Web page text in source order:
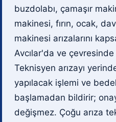
buzdolabı, çamaşır
makinesi, fırın, ocak,
makinesi arızalarını
Avcılar'da ve
Teknisyen arızayı
yapılacak işlemi ve
başlamadan bildirir;
değişmez. Çoğu arıza